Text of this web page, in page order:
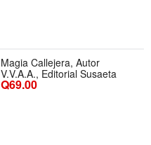
Magia Callejera, Autor
V.V.A.A., Editorial Susaeta
Q69.00